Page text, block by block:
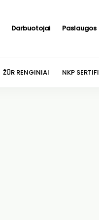
Darbuotojai Paslaugos
ŽŪR RENGINIAI NKP